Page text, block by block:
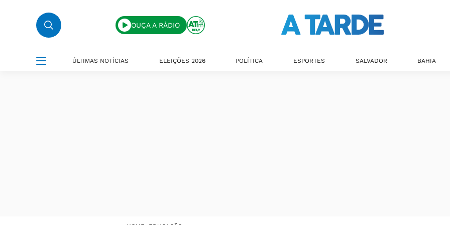
OUÇA A RÁDIO
ÚLTIMAS NOTÍCIAS ELEIÇÕES 2026 POLÍTICA ESPORTES SALVADOR BAHIA